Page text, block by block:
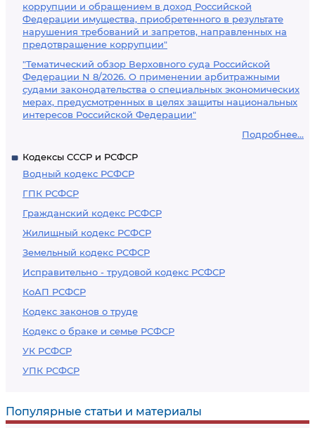
коррупции и обращением в доход Российской
Федерации имущества, приобретенного в результате
нарушения требований и запретов, направленных на
предотвращение коррупции"
"Тематический обзор Верховного суда Российской
Федерации N 8/2026. О применении арбитражными
судами законодательства о специальных экономических
мерах, предусмотренных в целях защиты национальных
интересов Российской Федерации"
Подробнее...
Кодексы СССР и РСФСР
Водный кодекс РСФСР
ГПК РСФСР
Гражданский кодекс РСФСР
Жилищный кодекс РСФСР
Земельный кодекс РСФСР
Исправительно - трудовой кодекс РСФСР
КоАП РСФСР
Кодекс законов о труде
Кодекс о браке и семье РСФСР
УК РСФСР
УПК РСФСР
Популярные статьи и материалы